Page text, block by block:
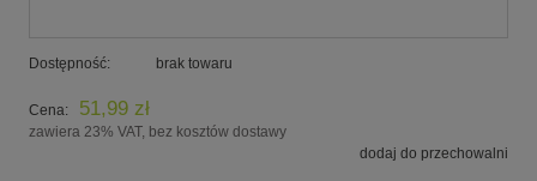
Dostępność: brak towaru
Cena: 51,99 zł
zawiera 23% VAT, bez kosztów dostawy
dodaj do przechowalni